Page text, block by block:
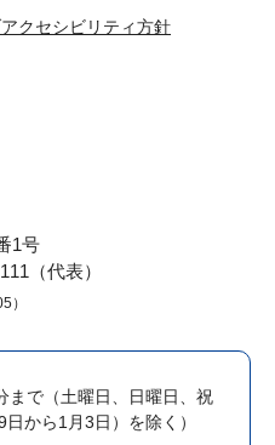
クセシビリティ方針
1号
（代表）
）
まで （土曜日、日曜日、祝
から1月3日）を除く）